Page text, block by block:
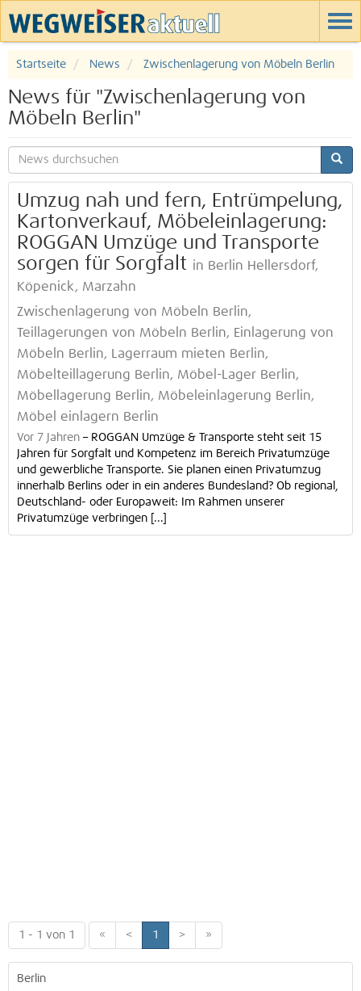
Startseite News Zwischenlagerung von Möbeln Berlin
News für "Zwischenlagerung von
Möbeln Berlin"
Umzug nah und fern, Entrümpelung,
Kartonverkauf, Möbeleinlagerung:
ROGGAN Umzüge und Transporte
sorgen für Sorgfalt in Berlin Hellersdorf,
Köpenick, Marzahn
Zwischenlagerung von Möbeln Berlin,
Teillagerungen von Möbeln Berlin, Einlagerung von
Möbeln Berlin, Lagerraum mieten Berlin,
Möbelteillagerung Berlin, Möbel-Lager Berlin,
Möbellagerung Berlin, Möbeleinlagerung Berlin,
Möbel einlagern Berlin
Vor 7 Jahren – ROGGAN Umzüge & Transporte steht seit 15
Jahren für Sorgfalt und Kompetenz im Bereich Privatumzüge
und gewerbliche Transporte. Sie planen einen Privatumzug
innerhalb Berlins oder in ein anderes Bundesland? Ob regional,
Deutschland- oder Europaweit: Im Rahmen unserer
Privatumzüge verbringen [...]
1 - 1 von 1 « < 1 > »
Berlin